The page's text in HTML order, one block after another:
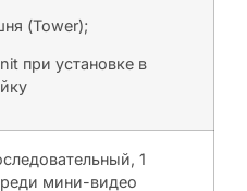
(Tower);
при установке в
1
мини-видео